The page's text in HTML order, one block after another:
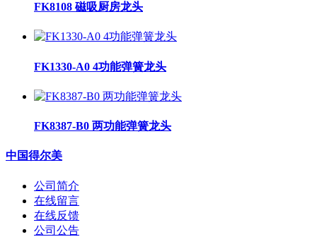
FK8108 磁吸厨房龙头
FK1330-A0 4功能弹簧龙头
FK8387-B0 两功能弹簧龙头
中国得尔美
公司简介
在线留言
在线反馈
公司公告